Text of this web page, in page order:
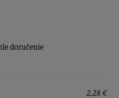
doručenie
2,28 €